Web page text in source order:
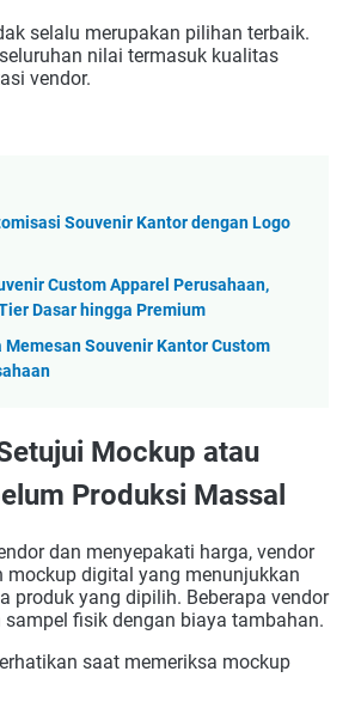
selalu merupakan pilihan terbaik.
nilai termasuk kualitas
vendor.
Souvenir Kantor dengan Logo
Custom Apparel Perusahaan,
Dasar hingga Premium
Memesan Souvenir Kantor Custom
Mockup atau
Produksi Massal
dan menyepakati harga, vendor
mockup digital yang menunjukkan
produk yang dipilih. Beberapa vendor
fisik dengan biaya tambahan.
saat memeriksa mockup